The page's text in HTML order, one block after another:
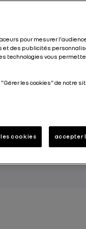
émise par les
tel est
et en
à réduire
carbone (CO2),
pour mesurer
et des publicités
technologies vous
les cookies" de notre
cookies accepter